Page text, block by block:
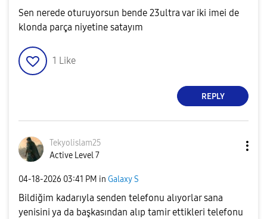
Sen nerede oturuyorsun bende 23ultra var iki imei de
klonda parça niyetine satayım
1 Like
REPLY
Tekyolislam25
Active Level 7
‎04-18-2026 03:41 PM in Galaxy S
Bildiğim kadarıyla senden telefonu alıyorlar sana
yenisini ya da başkasından alıp tamir ettikleri telefonu